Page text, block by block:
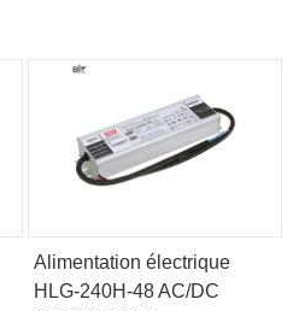
Alimentation électrique
HLG-240H-48 AC/DC